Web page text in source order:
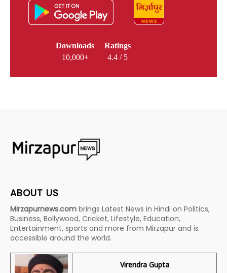
Downloads
10,000+
Ratings
4.4 / 5
ABOUT US
Mirzapurnews.com brings Latest News in Hindi on Politics,
Business, Bollywood, Cricket, Lifestyle, Education,
Entertainment, sports and more from Mirzapur and is
accessible around the world.
Virendra Gupta